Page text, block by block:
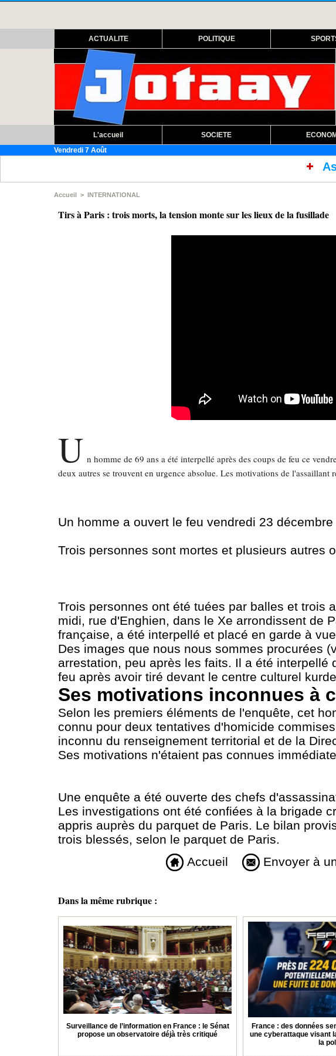
ACTUALITE POLITIQUE
L'accueil SOCIETE
Vendredi 7 Août
Assemblée
Accueil > INTERNATIONAL
Tirs à Paris : trois morts, la tension monte sur les lieux de la fusillade
U n homme de 69 ans a été interpellé après des coups de feu ce
deux autres se trouvent en urgence absolue. Les motivations de l'assaillant
Un homme a ouvert le feu vendredi 23
Trois personnes sont mortes et plusieurs autres
Trois personnes ont été tuées par balles et trois
midi, rue d'Enghien, dans le Xe arrondissent de
française, a été interpellé et placé en garde à
Des images que nous nous sommes procurées
arrestation, peu après les faits. Il a été
feu après avoir tiré devant le centre culturel
Ses motivations inconnues à
Selon les premiers éléments de l'enquête, cet
connu pour deux tentatives d'homicide
inconnu du renseignement territorial et de la
Ses motivations n'étaient pas connues
Une enquête a été ouverte des chefs
Les investigations ont été confiées à la brigade
appris auprès du parquet de Paris. Le bilan
trois blessés, selon le parquet de Paris.
Accueil
Envoyer à
Dans la même rubrique :
Surveillance de l’information en France : le Sénat
propose un observatoire déjà très critiqué
France : des données
une cyberattaque visant
la